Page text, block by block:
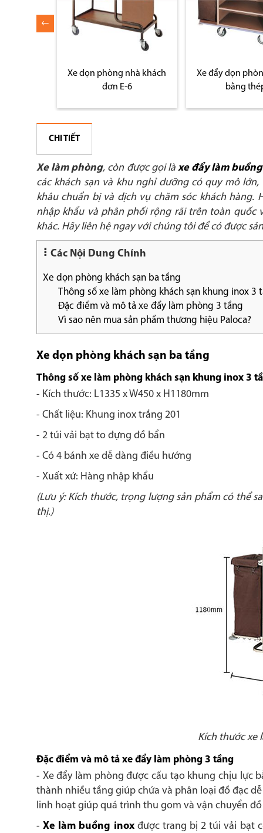
Xe đẩy dọn phòng 3 tầng
bằng thép
Xe đẩy dọn
sạn bằng
CHI TIẾT
Xe làm phòng, còn được gọi là xe đẩy làm buồng
các khách sạn và khu nghỉ dưỡng có quy mô
khâu chuẩn bị và dịch vụ chăm sóc khách hàng.
nhập khẩu và phân phối rộng rãi trên toàn quốc
khác. Hãy liên hệ ngay với chúng tôi để có được
Các Nội Dung Chính
Xe dọn phòng khách sạn ba tầng
Thông số xe làm phòng khách sạn khung inox 3
Đặc điểm và mô tả xe đẩy làm phòng 3 tầng
Vì sao nên mua sản phẩm thương hiệu Paloca?
Xe dọn phòng khách sạn ba tầng
Thông số xe làm phòng khách sạn khung inox 3
- Kích thước: L1335 x W450 x H1180mm
- Chất liệu: Khung inox trắng 201
- 2 túi vải bạt to đựng đồ bẩn
- Có 4 bánh xe dễ dàng điều hướng
- Xuất xứ: Hàng nhập khẩu
(Lưu ý: Kích thước, trọng lượng sản phẩm có thể
thị.)
Kích thước xe
Đặc điểm và mô tả xe đẩy làm phòng 3 tầng
- Xe đẩy làm phòng được cấu tạo khung chịu lực
thành nhiều tầng giúp chứa và phân loại đồ đạc
linh hoạt giúp quá trình thu gom và vận chuyển
-Xe làm buồng inoxđược trang bị 2 túi vải bạt